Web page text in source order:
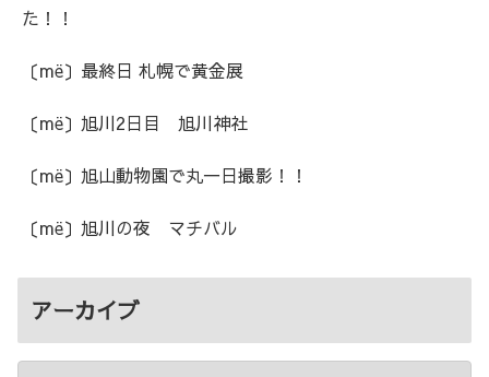
た！！
〔më〕最終日 札幌で黄金展
〔më〕旭川2日目 旭川神社
〔më〕旭山動物園で丸一日撮影！！
〔më〕旭川の夜 マチバル
アーカイブ